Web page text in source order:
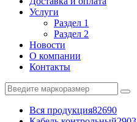
Услуги
Раздел 1
Раздел 2
Новости
О компании
Контакты
Вся продукция82690